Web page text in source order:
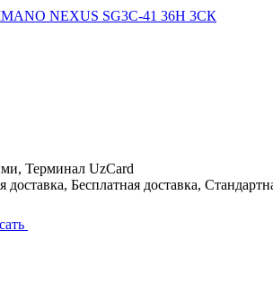
NEXUS SG3C-41 36H 3CК
Терминал UzCard
доставка, Бесплатная доставка,